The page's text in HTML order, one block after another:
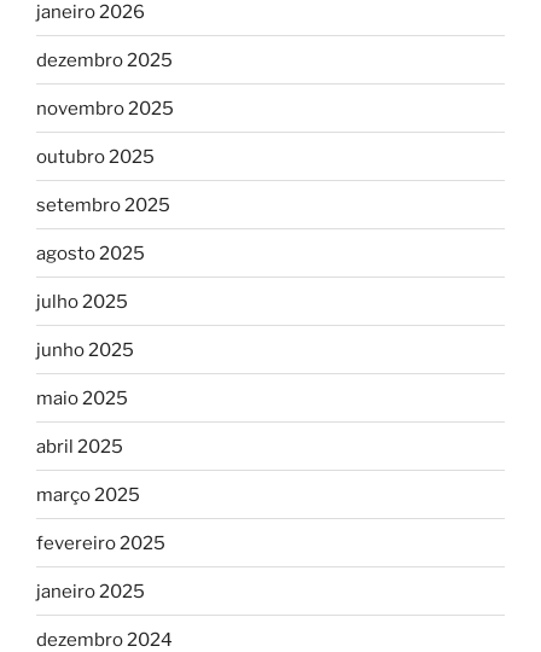
janeiro 2026
dezembro 2025
novembro 2025
outubro 2025
setembro 2025
agosto 2025
julho 2025
junho 2025
maio 2025
abril 2025
março 2025
fevereiro 2025
janeiro 2025
dezembro 2024